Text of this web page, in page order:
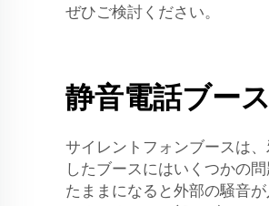
ぜひご検討ください。
静音電話ブー
サイレントフォンブースは
したブースにはいくつかの
たままになると外部の騒音